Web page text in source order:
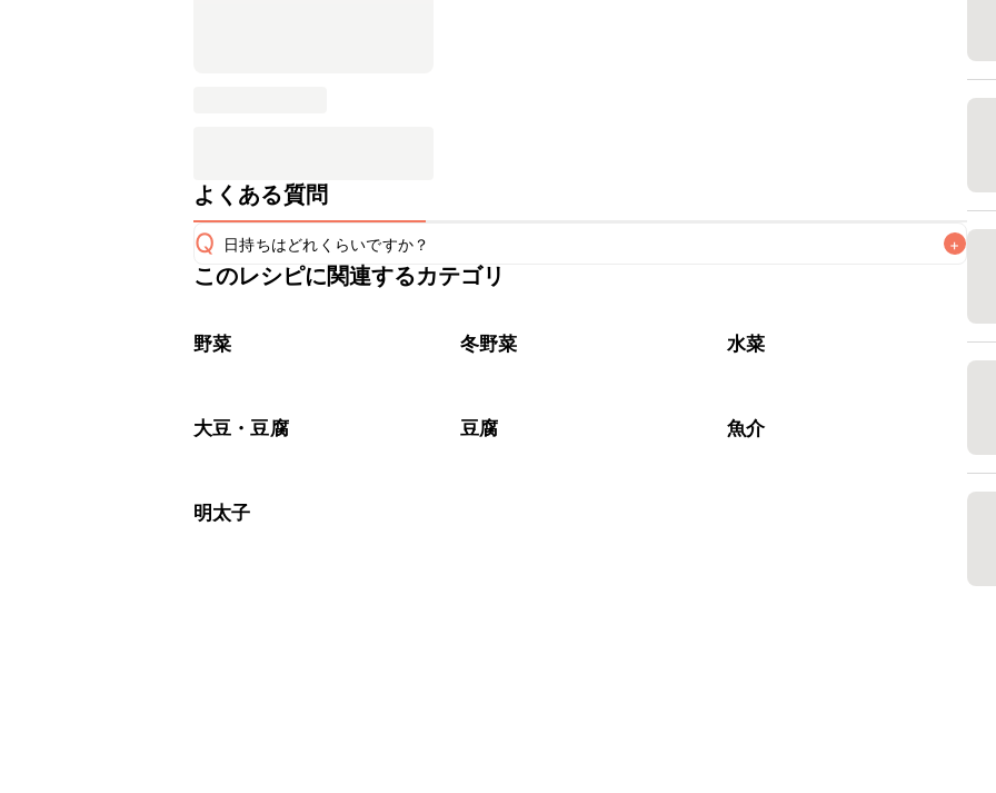
よくある質問
Q 日持ちはどれくらいですか？ +
保存期間は冷蔵で当日中が目安です。なるべくお早めにお召し上がりください。
※日持ちは目安です。
このレシピに関連するカテゴリ
野菜 冬野菜 水菜
大豆・豆腐 豆腐 魚介
明太子